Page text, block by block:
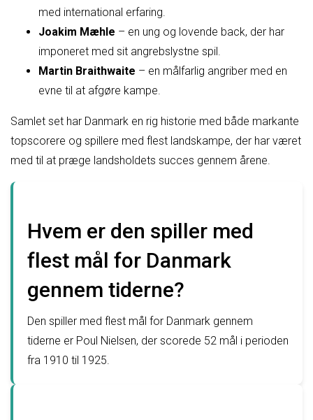
med international erfaring.
Joakim Mæhle – en ung og lovende back, der har
imponeret med sit angrebslystne spil.
Martin Braithwaite – en målfarlig angriber med en
evne til at afgøre kampe.
Samlet set har Danmark en rig historie med både markante
topscorere og spillere med flest landskampe, der har været
med til at præge landsholdets succes gennem årene.
Hvem er den spiller med
flest mål for Danmark
gennem tiderne?
Den spiller med flest mål for Danmark gennem
tiderne er Poul Nielsen, der scorede 52 mål i perioden
fra 1910 til 1925.